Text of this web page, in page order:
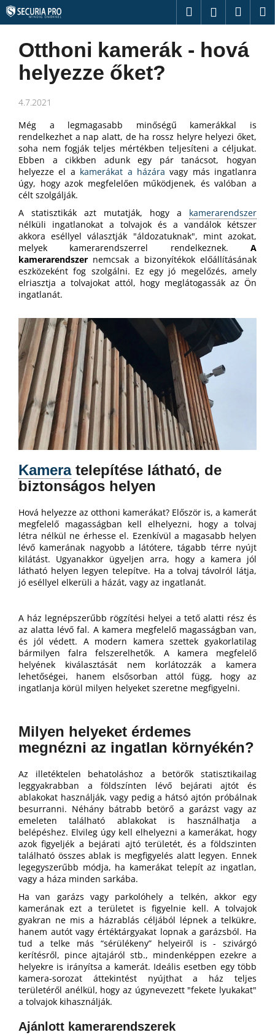
Ugrás
fő
tartalomhoz
Keresés Kosár
Otthoni kamerák - hová
helyezze őket?
4.7.2021
Még a legmagasabb minőségű kamerákkal is
rendelkezhet a nap alatt, de ha rossz helyre helyezi őket,
soha nem fogják teljes mértékben teljesíteni a céljukat.
Ebben a cikkben adunk egy pár tanácsot, hogyan
helyezze el a kamerákat a házára vagy más ingatlanra
úgy, hogy azok megfelelően működjenek, és valóban a
célt szolgálják.
A statisztikák azt mutatják, hogy a kamerarendszer
nélküli ingatlanokat a tolvajok és a vandálok kétszer
akkora eséllyel választják "áldozatuknak", mint azokat,
melyek kamerarendszerrel rendelkeznek. A
kamerarendszer nemcsak a bizonyítékok előállításának
eszközeként fog szolgálni. Ez egy jó megelőzés, amely
elriasztja a tolvajokat attól, hogy meglátogassák az Ön
ingatlanát.
Kameratelepítése látható, de
biztonságos helyen
Hová helyezze az otthoni kamerákat? Először is, a kamerát
megfelelő magasságban kell elhelyezni, hogy a tolvaj
létra nélkül ne érhesse el. Ezenkívül a magasabb helyen
lévő kamerának nagyobb a látótere, tágabb térre nyújt
kilátást. Ugyanakkor ügyeljen arra, hogy a kamera jól
látható helyen legyen telepítve. Ha a tolvaj távolról látja,
jó eséllyel elkerüli a házát, vagy az ingatlanát.
A ház legnépszerűbb rögzítési helyei a tető alatti rész és
az alatta lévő fal. A kamera megfelelő magasságban van,
és jól védett. A modern kamera szettek gyakorlatilag
bármilyen falra felszerelhetők. A kamera megfelelő
helyének kiválasztását nem korlátozzák a kamera
lehetőségei, hanem elsősorban attól függ, hogy az
ingatlanja körül milyen helyeket szeretne megfigyelni.
Milyen helyeket érdemes
megnézni az ingatlan környékén?
Az illetéktelen behatoláshoz a betörők statisztikailag
leggyakrabban a földszínten lévő bejárati ajtót és
ablakokat használják, vagy pedig a hátsó ajtón próbálnak
besurranni. Néhány bátrabb betörő a garázst vagy az
emeleten található ablakokat is használhatja a
belépéshez. Elvileg úgy kell elhelyezni a kamerákat, hogy
azok figyeljék a bejárati ajtó területét, és a földszinten
található összes ablak is megfigyelés alatt legyen. Ennek
legegyszerűbb módja, ha kamerákat telepít az ingatlan,
vagy a háza minden sarkába.
Ha van garázs vagy parkolóhely a telkén, akkor egy
kamerának ezt a területet is figyelnie kell. A tolvajok
gyakran ne mis a házrablás céljából lépnek a telkükre,
hanem autót vagy értéktárgyakat lopnak a garázsból. Ha
tud a telke más “sérülékeny” helyeiről is - szivárgó
kerítésről, pince ajtajáról stb., mindenképpen ezekre a
helyekre is irányítsa a kamerát. Ideális esetben egy több
kamera-sorozat áttekintést nyújthat a ház teljes
területéről anélkül, hogy az úgynevezett "fekete lyukakat"
a tolvajok kihasználják.
Ajánlott kamerarendszerek
K
o
M
e
e
s
?
KERESÉS
á
n
u
k